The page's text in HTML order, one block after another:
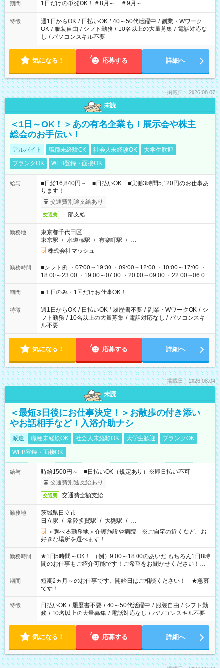
期間 1日だけの単発OK！＃8月～ ＃9月～
特徴 週1日からOK / 日払いOK / 40～50代活躍中 / 副業・Wワーク
OK / 服装自由 / シフト勤務 / 10名以上の大量募集 / 電話対応な
し / パソコンスキル不要
気になる！ 応募する 詳細へ
掲載日：2026.08.07
未読
＜1日～OK！＞あの有名企業も！展示会や株主
総会のお手伝い！
アルバイト 職種未経験OK 社会人未経験OK
大学生歓迎
ブランクOK
WEB登録・面接OK
給与
■日給16,840円～ ■日払いOK ■実働3時間5,120円のお仕事あ
ります！
交通費別途支給あり
交通費 一部支給
勤務地
東京都千代田区
東京駅 / 水道橋駅 / 有楽町駅 / …
株式会社マッシュ
勤務時間
■シフト例 ・07:00～19:30 ・09:00～12:00 ・10:00～17:00 ・
18:00～23:00 ・19:00～07:00 ・20:00～09:00 ・22:00～06:00
etc ★最短で3時間で5,120円のお仕事から 15時間で2万円近く稼
げるお仕事も！ ご希望のお時間に合わせてご紹介！ ※シフトは
ください！
期間 ■１日のみ・1回だけお仕事OK！
特徴 週1日からOK / 日払いOK / 履歴書不要 / 副業・WワークOK / シ
フト勤務 / 10名以上の大量募集 / 電話対応なし / パソコンスキ
ル不要
気になる！ 応募する 詳細へ
掲載日：2026.08.04
未読
＜最短3日後にお仕事決定！＞お散歩の付き添い
やお話相手など！入浴介助ナシ
派遣 職種未経験OK 社会人未経験OK 大学生歓迎
ブランクOK
WEB登録・面接OK
給与
時給1500円～ ■日払いOK（規定あり）※即日払い不可
交通費別途支給あり
交通費 交通費全額支給
勤務地
茨城県日立市
日立駅 / 常陸多賀駅 / 大甕駅 / …
＜選べる勤務地＞介護施設や病院 ※ご自宅の近くなど、お
好きな場所を選べます！
勤務時間
★1日5時間～OK！ （例）9:00～18:00のあいだ もちろん1日8時
間のお仕事もご紹介可能です！ご希望をお聞かせください！★
家庭の都合でお休みが必要な場合も遠慮なくご相談ください。
※週最低15時間以上の勤務が必要です
期間
短期2ヵ月～のお仕事です。開始日はご相談ください！ ★急募
です！
特徴 日払いOK / 履歴書不要 / 40～50代活躍中 / 服装自由 / シフト勤
務 / 10名以上の大量募集 / 電話対応なし / パソコンスキル不要
気になる！ 応募する 詳細へ